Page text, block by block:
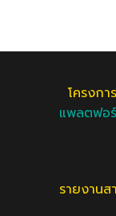
โครงก
แพลตฟอร์
รายงานส